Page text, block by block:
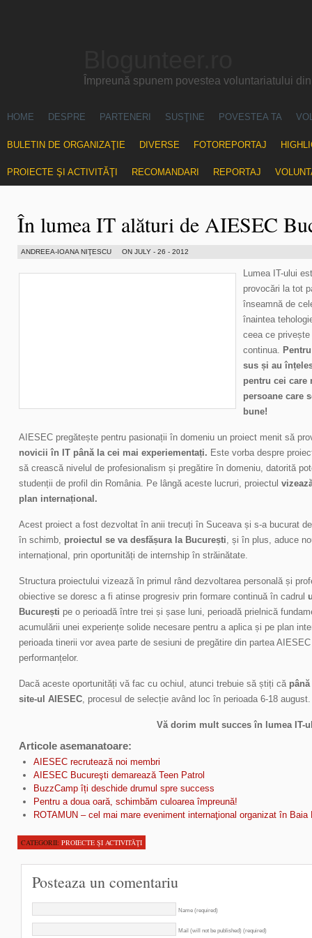
Împreună spunem povestea voluntariatului
HOME DESPRE PARTENERI SUSŢINE POVESTEA TA
BULETIN DE ORGANIZAŢIE DIVERSE FOTOREPORTAJ
PROIECTE ŞI ACTIVITĂŢI RECOMANDARI REPORTAJ
În lumea IT alături de AIESEC
ANDREEA-IOANA NIŢESCU ON JULY - 26 - 2012
Lumea IT-ului
provocări la tot
înseamnă de
înaintea
ceea ce
continua.
sus și au
pentru cei care
persoane care
bune!
AIESEC pregătește pentru pasionații în domeniu un proiect menit să
novicii în IT până la cei mai experiementați. Este vorba despre
să crească nivelul de profesionalism și pregătire în domeniu, datorită
studenții de profil din România. Pe lângă aceste lucruri, proiectul
plan internațional.
Acest proiect a fost dezvoltat în anii trecuți în Suceava și s-a bucurat
în schimb, proiectul se va desfășura la București, și în plus, aduce
internațional, prin oportunități de internship în străinătate.
Structura proiectului vizează în primul rând dezvoltarea personală și
obiective se doresc a fi atinse progresiv prin formare continuă în cadrul
București pe o perioadă între trei și șase luni, perioadă prielnică
acumulării unei experiențe solide necesare pentru a aplica și pe plan
perioada tinerii vor avea parte de sesiuni de pregătire din partea
performanțelor.
Dacă aceste oportunități vă fac cu ochiul, atunci trebuie să știți căpână
site-ul AIESEC, procesul de selecție având loc în perioada 6-18 august.
Vă dorim mult succes în lumea IT-
Articole asemanatoare:
AIESEC recrutează noi membri
AIESEC Bucureşti demarează Teen Patrol
BuzzCamp îți deschide drumul spre success
Pentru a doua oară, schimbăm culoarea împreună!
ROTAMUN – cel mai mare eveniment internaţional organizat în Baia
CATEGORII: PROIECTE ŞI ACTIVITĂŢI
Posteaza un comentariu
Name (required)
Mail (will not be published) (required)